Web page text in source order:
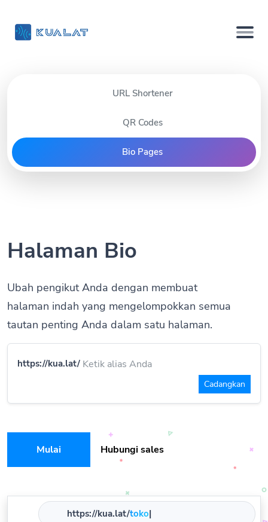
URL Shortener
QR Codes
Bio Pages
Halaman Bio
Ubah pengikut Anda dengan membuat
halaman indah yang mengelompokkan semua
tautan penting Anda dalam satu halaman.
https://kua.lat/
Cadangkan
Mulai Hubungi sales
https://kua.lat/to|